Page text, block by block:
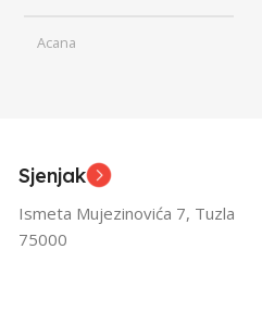
Acana
FILTRIRAJ PO TEŽINI
Sjenjak
Ismeta Mujezinovića 7, Tuzla
75000